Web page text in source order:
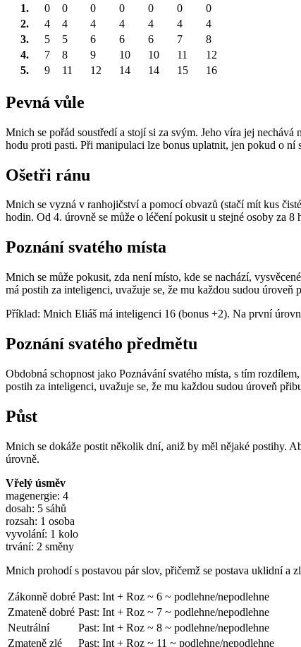
1.
0 0 0 0 0 0
0
2.
4 4 4 4 4 4
4
3.
5 5 6 6 6 7
8
4.
7 8 9 10 10 11
12
5.
9 11 12 14 14 15 16
Pevná vůle
Mnich se pořád soustředí a stojí si za svým. Jeho víra jej
hodu proti pasti. Při manipulaci lze bonus uplatnit, jen pokud o ní
Ošetři ránu
Mnich se vyzná v ranhojičství a pomocí obvazů (stačí mít kus
hodin. Od 4. úrovně se může o léčení pokusit u stejné osoby za 8
Poznání svatého místa
Mnich se může pokusit, zda není místo, kde se nachází,
má postih za inteligenci, uvažuje se, že mu každou sudou
Příklad: Mnich Eliáš má inteligenci 16 (bonus +2). Na první
Poznání svatého předmětu
Obdobná schopnost jako Poznávání svatého místa, s tím
postih za inteligenci, uvažuje se, že mu každou sudou úroveň
Půst
Mnich se dokáže postit několik dní, aniž by měl nějaké postihy.
úrovně.
Vřelý úsměv
magenergie: 4
dosah: 5 sáhů
rozsah: 1 osoba
vyvolání: 1 kolo
trvání: 2 směny
Mnich prohodí s postavou pár slov, přičemž se postava uklidní a
Zákonně dobré Past: Int + Roz ~ 6 ~ podlehne/nepodlehne
Zmateně dobré Past: Int + Roz ~ 7 ~ podlehne/nepodlehne
Neutrální
Past: Int + Roz ~ 8 ~ podlehne/nepodlehne
Zmateně zlé
Past: Int + Roz ~ 11 ~ podlehne/nepodlehne